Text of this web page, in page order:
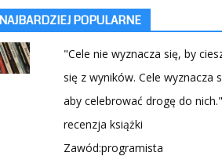
NAJBARDZIEJ POPULARNE
"Cele nie wyznacza się, by
się z wyników. Cele wyznacza
aby celebrować drogę do
recenzja książki
Zawód:programista